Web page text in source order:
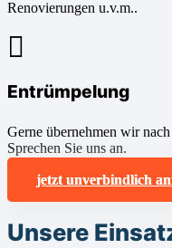
Renovierungen u.v.m..
Entrümpelung
Gerne übernehmen wir
Sprechen Sie uns an.
jetzt unverbindlich
Unsere